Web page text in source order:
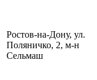
Ростов-на-Дону, ул.
Поляничко, 2, м-н
Сельмаш